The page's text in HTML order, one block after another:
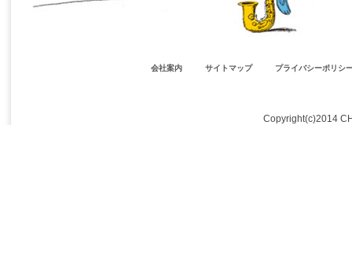
会社案内 サイトマップ プライバシーポリシ
Copyright(c)2014